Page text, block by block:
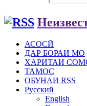
АСОСӢ
ДАР БОРАИ МО
ХАРИТАИ
ТАМОС
ОБУНАИ RSS
Русский
English